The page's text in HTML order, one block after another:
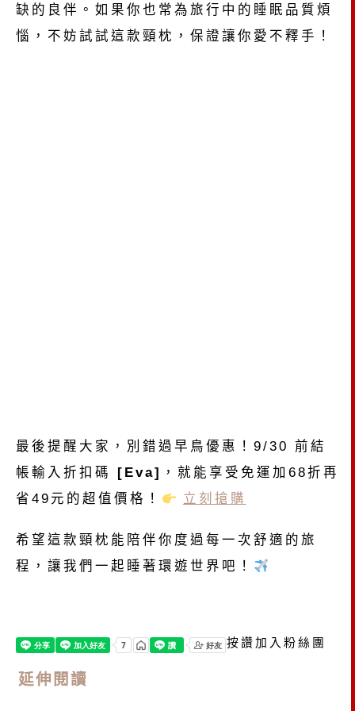
缺的良伴。如果你也常為旅行中的睡眠品質煩
惱，不妨試試這款頸枕，保證讓你愛不釋手！
最後提醒大家，別錯過早鳥優惠！9/30 前結
帳輸入折扣碼
[Eva]
，就能享受免運加68折再
省49元的超值價格！
立刻搶購
希望這款頸枕能陪伴你度過每一次舒適的旅
程，讓我們一起睡著環遊世界吧！
按讚加入粉絲團
延伸閱讀